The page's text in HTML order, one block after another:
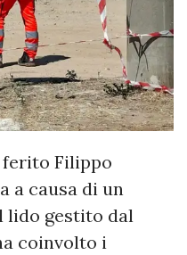
Filippo
a causa di un
lido gestito dal
coinvolto i